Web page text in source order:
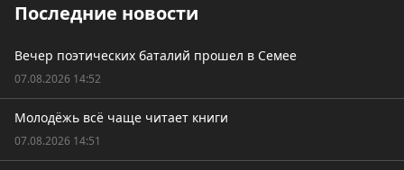
Последние новости
Вечер поэтических баталий прошел в Семее
07.08.2026 14:52
Молодёжь всё чаще читает книги
07.08.2026 14:51